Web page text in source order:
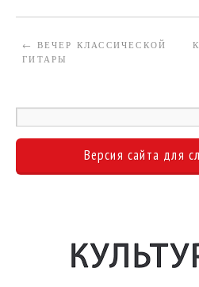
← ВЕЧЕР КЛАССИЧЕСКОЙ
ГИТАРЫ
Версия сайта для